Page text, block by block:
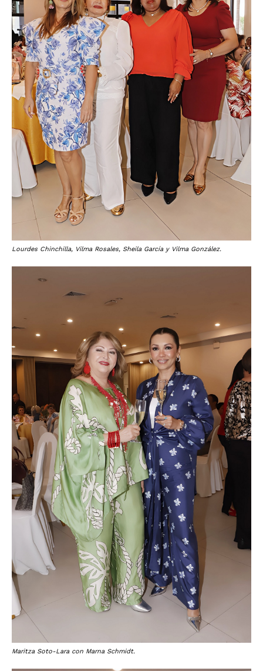
Lourdes Chinchilla, Vilma Rosales, Sheila García y Vilma González.
Maritza Soto-Lara con Marna Schmidt.